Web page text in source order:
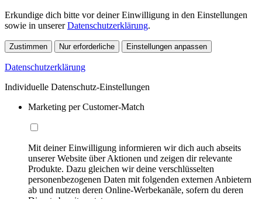
Erkundige dich bitte vor deiner Einwilligung in den Einstellungen
sowie in unsererDatenschutzerklärung.
Zustimmen Nur erforderliche Einstellungen anpassen
Datenschutzerklärung
Individuelle Datenschutz-Einstellungen
Marketing per Customer-Match
Mit deiner Einwilligung informieren wir dich auch abseits
unserer Website über Aktionen und zeigen dir relevante
Produkte. Dazu gleichen wir deine verschlüsselten
personenbezogenen Daten mit folgenden externen Anbietern
ab und nutzen deren Online-Werbekanäle, sofern du deren